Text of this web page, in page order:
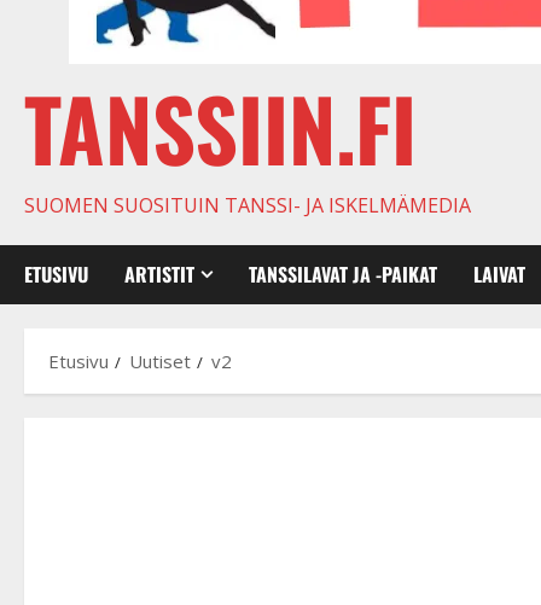
TANSSIIN.FI
SUOMEN SUOSITUIN TANSSI- JA ISKELMÄMEDIA
ETUSIVU ARTISTIT TANSSILAVAT JA -PAIKAT LAIVAT
Etusivu Uutiset v2